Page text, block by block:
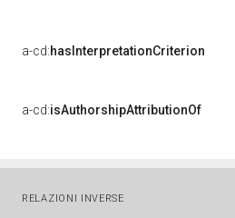
a-cd:hasInterpretationCriterion
a-cd:isAuthorshipAttributionOf
RELAZIONI INVERSE